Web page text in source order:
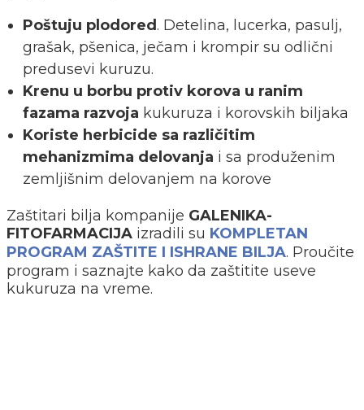
Poštuju plodored. Detelina, lucerka, pasulj,
grašak, pšenica, ječam i krompir su odlični
predusevi kuruzu.
Krenu u borbu protiv korova u ranim
fazama razvoja kukuruza i korovskih biljaka
Koriste herbicide sa različitim
mehanizmima delovanja i sa produženim
zemljišnim delovanjem na korove
Zaštitari bilja kompanije GALENIKA-
FITOFARMACIJA izradili su KOMPLETAN
PROGRAM ZAŠTITE I ISHRANE BILJA. Proučite
program i saznajte kako da zaštitite useve
kukuruza na vreme.